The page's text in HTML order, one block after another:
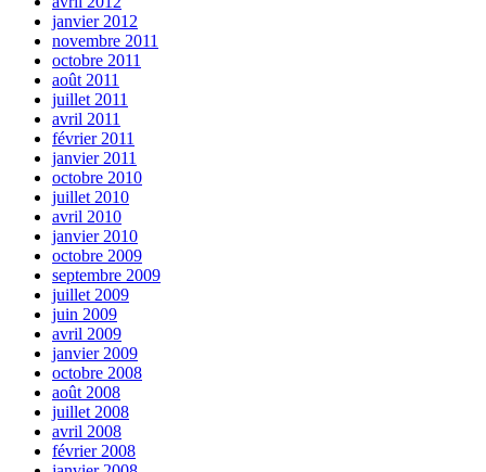
janvier 2012
novembre 2011
octobre 2011
août 2011
juillet 2011
avril 2011
février 2011
janvier 2011
octobre 2010
juillet 2010
avril 2010
janvier 2010
octobre 2009
septembre 2009
juillet 2009
juin 2009
avril 2009
janvier 2009
octobre 2008
août 2008
juillet 2008
avril 2008
février 2008